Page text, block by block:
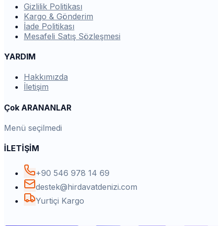
Gizlilik Politikası
Kargo & Gönderim
İade Politikası
Mesafeli Satış Sözleşmesi
YARDIM
Hakkımızda
İletişim
Çok ARANANLAR
Menü seçilmedi
İLETİŞİM
+90 546 978 14 69
destek@hirdavatdenizi.com
Yurtiçi Kargo